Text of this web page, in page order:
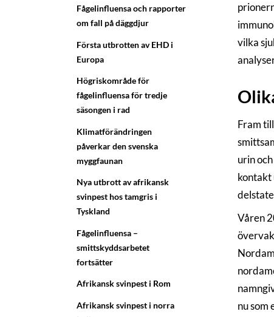
Fågelinfluensa och rapporter
om fall på däggdjur
Första utbrotten av EHD i
Europa
Högriskområde för
fågelinfluensa för tredje
säsongen i rad
Klimatförändringen
påverkar den svenska
myggfaunan
Nya utbrott av afrikansk
svinpest hos tamgris i
Tyskland
Fågelinfluensa –
smittskyddsarbetet
fortsätter
Afrikansk svinpest i Rom
Afrikansk svinpest i norra
vilka
Fram
urin
kontakt
Våren
nu som